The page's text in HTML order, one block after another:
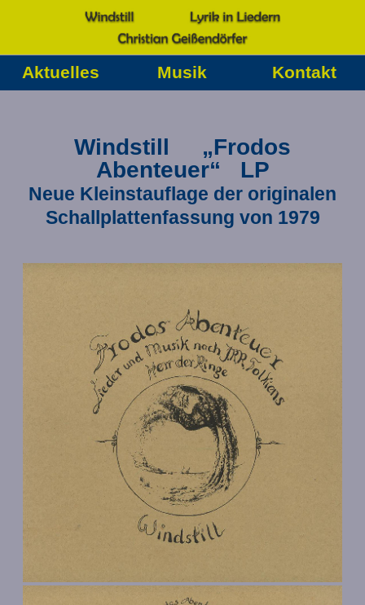
Aktuelles Musik Kontakt
Windstill „Frodos
Abenteuer“ LP
Neue Kleinstauflage der originalen
Schallplattenfassung von 1979